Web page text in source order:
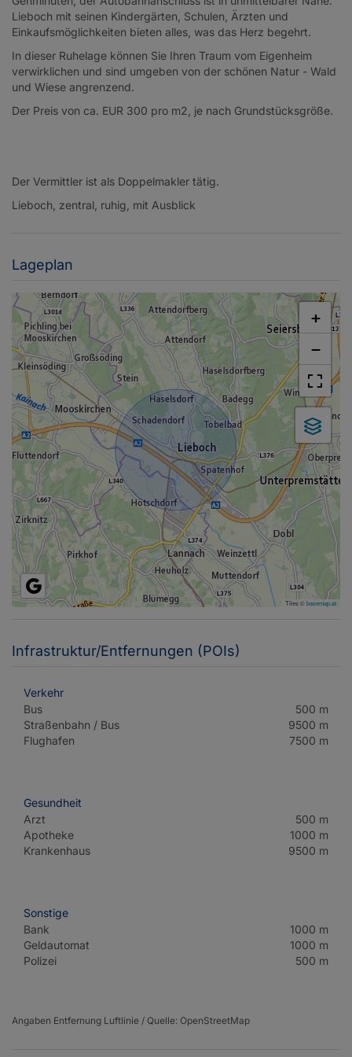
Lieboch mit seinen Kindergärten, Schulen, Ärzten und
Einkaufsmöglichkeiten bieten alles, was das Herz begehrt.
In dieser Ruhelage können Sie Ihren Traum vom Eigenheim
verwirklichen und sind umgeben von der schönen Natur - Wald
und Wiese angrenzend.
Der Preis von ca. EUR 300 pro m2, je nach Grundstücksgröße.
Der Vermittler ist als Doppelmakler tätig.
Lieboch, zentral, ruhig, mit Ausblick
Lageplan
+
−
Tiles ©basemap.at
Infrastruktur/Entfernungen (POIs)
Verkehr
Bus
500 m
Straßenbahn / Bus
9500 m
Flughafen
7500 m
Gesundheit
Arzt
500 m
Apotheke
1000 m
Krankenhaus
9500 m
Sonstige
Bank
1000 m
Geldautomat
1000 m
Polizei
500 m
Angaben Entfernung Luftlinie / Quelle: OpenStreetMap